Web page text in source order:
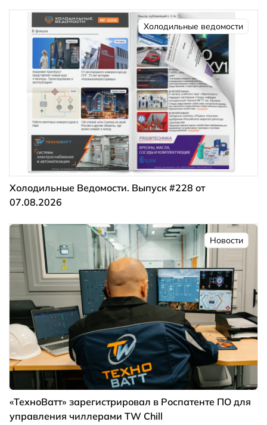
Холодильные ведомости
Холодильные Ведомости. Выпуск #228 от
07.08.2026
Новости
«ТехноВатт» зарегистрировал в Роспатенте ПО для
управления чиллерами TW Chill